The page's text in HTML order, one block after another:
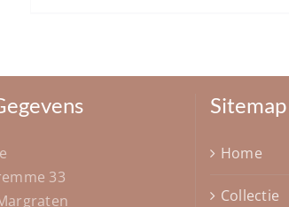
33
Sitemap
Home
Collectie